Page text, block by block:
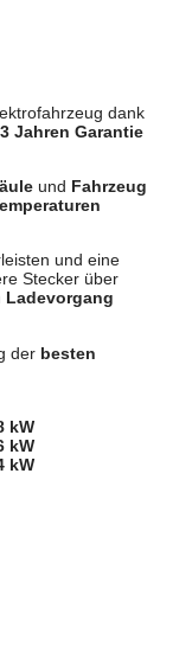
dank
3 Jahren Garantie
und Fahrzeug
und eine
Stecker über
Ladevorgang
der besten
kW
kW
kW